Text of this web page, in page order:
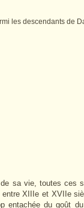
les descendants de
sa vie, toutes ces
XIIIe et XVIIe
entachée du goût